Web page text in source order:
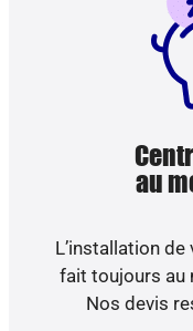
au
L’installation
fait toujours au
Nos devis